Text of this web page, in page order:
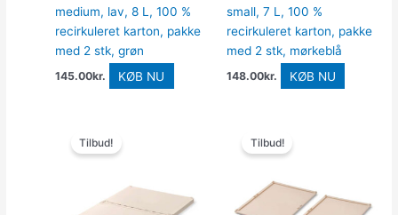
medium, lav, 8 L, 100 %
recirkuleret karton, pakke
med 2 stk, grøn
145.00kr. KØB NU
small, 7 L, 100 %
recirkuleret karton, pakke
med 2 stk, mørkeblå
148.00kr. KØB NU
Tilbud!
oprindelige
pris
Tilbud!
oprindelige
pris
89.00kr..